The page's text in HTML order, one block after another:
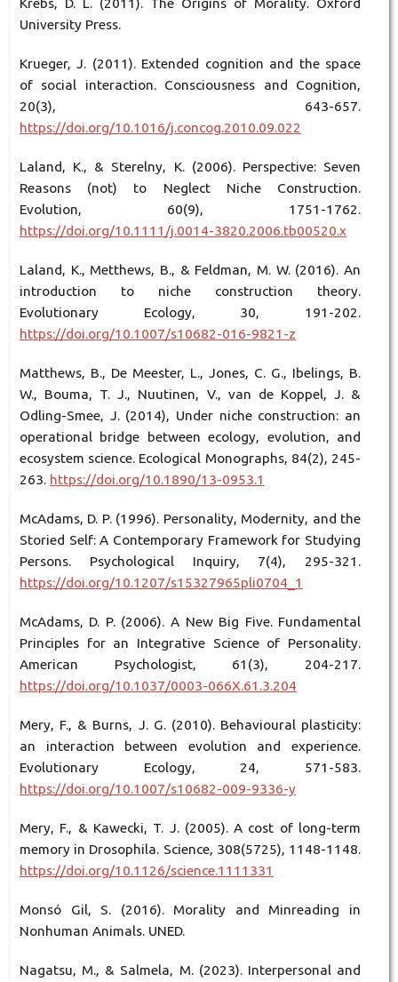
Krebs, D. L. (2011). The Origins of Morality. Oxford
University Press.
Krueger, J. (2011). Extended cognition and the space
of social interaction. Consciousness and Cognition,
20(3), 643-657.
https://doi.org/10.1016/j.concog.2010.09.022
Laland, K., & Sterelny, K. (2006). Perspective: Seven
Reasons (not) to Neglect Niche Construction.
Evolution, 60(9), 1751-1762.
https://doi.org/10.1111/j.0014-3820.2006.tb00520.x
Laland, K., Metthews, B., & Feldman, M. W. (2016). An
introduction to niche construction theory.
Evolutionary Ecology, 30, 191-202.
https://doi.org/10.1007/s10682-016-9821-z
Matthews, B., De Meester, L., Jones, C. G., Ibelings, B.
W., Bouma, T. J., Nuutinen, V., van de Koppel, J. &
Odling-Smee, J. (2014), Under niche construction: an
operational bridge between ecology, evolution, and
ecosystem science. Ecological Monographs, 84(2), 245-
263. https://doi.org/10.1890/13-0953.1
McAdams, D. P. (1996). Personality, Modernity, and the
Storied Self: A Contemporary Framework for Studying
Persons. Psychological Inquiry, 7(4), 295-321.
https://doi.org/10.1207/s15327965pli0704_1
McAdams, D. P. (2006). A New Big Five. Fundamental
Principles for an Integrative Science of Personality.
American Psychologist, 61(3), 204-217.
https://doi.org/10.1037/0003-066X.61.3.204
Mery, F., & Burns, J. G. (2010). Behavioural plasticity:
an interaction between evolution and experience.
Evolutionary Ecology, 24, 571-583.
https://doi.org/10.1007/s10682-009-9336-y
Mery, F., & Kawecki, T. J. (2005). A cost of long-term
memory in Drosophila. Science, 308(5725), 1148-1148.
https://doi.org/10.1126/science.1111331
Monsó Gil, S. (2016). Morality and Minreading in
Nonhuman Animals. UNED.
Nagatsu, M., & Salmela, M. (2023). Interpersonal and